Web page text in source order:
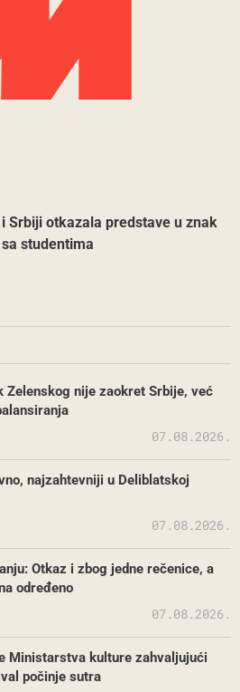
Srbiji otkazala predstave u znak
studentima
nije zaokret Srbije, već
07.08.2026.
najzahtevniji u Deliblatskoj
07.08.2026.
Otkaz i zbog jedne rečenice, a
određeno
07.08.2026.
Ministarstva kulture zahvaljujući
počinje sutra